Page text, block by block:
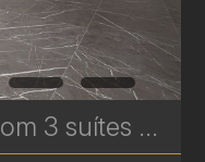
Apartamento novo com 3 suítes à venda no Ecoville em Curitiba - Signature - Plaenge | Ref. 1755